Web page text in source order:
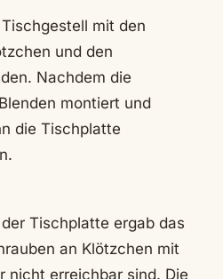
mit den
und den
Nachdem die
montiert und
die Tischplatte
Tischplatte ergab das
an Klötzchen mit
nicht erreichbar sind. Die